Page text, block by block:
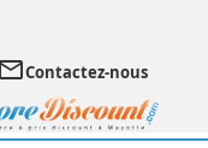
mail_outlineContactez-nous